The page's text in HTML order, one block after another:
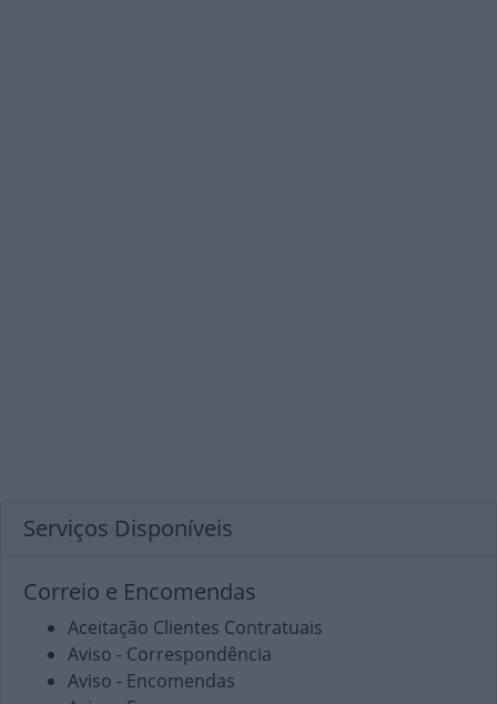
Serviços Disponíveis
Correio e Encomendas
Aceitação Clientes Contratuais
Aviso - Correspondência
Aviso - Encomendas